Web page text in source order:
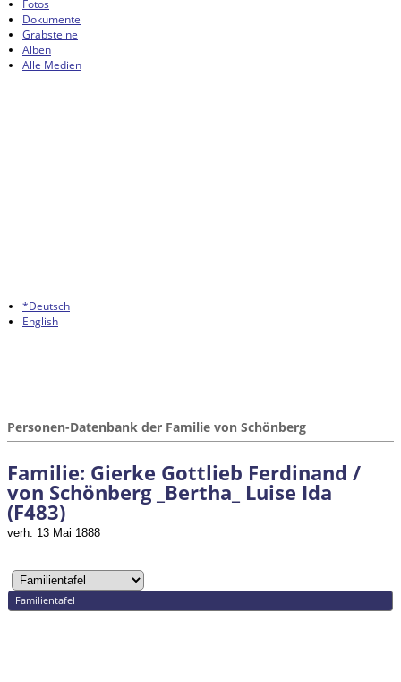
Fotos
Dokumente
Grabsteine
Alben
Alle Medien
*Deutsch
English
Personen-Datenbank der Familie von Schönberg
Familie: Gierke Gottlieb Ferdinand /
von Schönberg _Bertha_ Luise Ida
(F483)
verh. 13 Mai 1888
Familientafel